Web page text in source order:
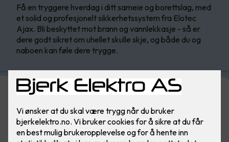
Få en tryggere hverdag i ditt sameie og borettslag, med
et solid og profesjonelt sikkerhetssystem fra Elotec
Ajax. Bli beskyttet mot brann og vannlekkasje - så er
dere godt sikret om uhellet skulle skje, og både du og
naboen kan føle dere trygge.